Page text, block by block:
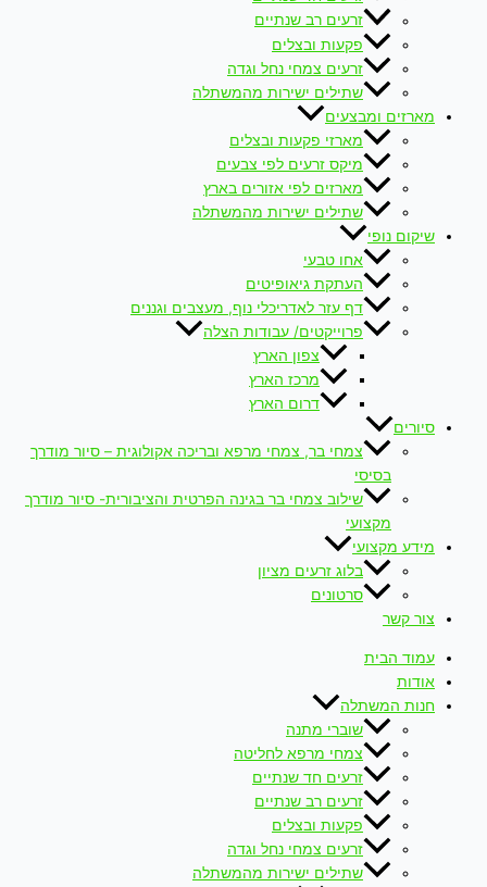
זרעים רב שנתיים
פקעות ובצלים
זרעים צמחי נחל וגדה
שתילים ישירות מהמשתלה
מארזים ומבצעים
מארזי פקעות ובצלים
מיקס זרעים לפי צבעים
מארזים לפי אזורים בארץ
שתילים ישירות מהמשתלה
שיקום נופי
אחו טבעי
העתקת גיאופיטים
דף עזר לאדריכלי נוף, מעצבים וגננים
פרוייקטים/ עבודות הצלה
צפון הארץ
מרכז הארץ
דרום הארץ
סיורים
צמחי בר, צמחי מרפא ובריכה אקולוגית – סיור מודרך
בסיסי
שילוב צמחי בר בגינה הפרטית והציבורית- סיור מודרך
מקצועי
מידע מקצועי
בלוג זרעים מציון
סרטונים
צור קשר
עמוד הבית
אודות
חנות המשתלה
שוברי מתנה
צמחי מרפא לחליטה
זרעים חד שנתיים
זרעים רב שנתיים
פקעות ובצלים
זרעים צמחי נחל וגדה
שתילים ישירות מהמשתלה